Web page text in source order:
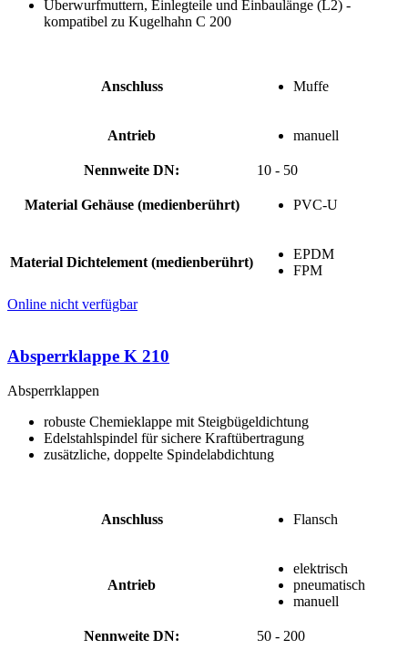
Überwurfmuttern, Einlegteile und Einbaulänge (L2) ­
kompatibel zu Kugelhahn C 200
Anschluss Muffe
Antrieb manuell
Nennweite DN: 10 - 50
Material Gehäuse (medienberührt) PVC-U
Material Dichtelement (medienberührt)
EPDM
FPM
Online nicht verfügbar
Absperrklappe K 210
Absperrklappen
robuste Chemieklappe mit Steigbügeldichtung
Edelstahlspindel für sichere Kraftübertragung
zusätzliche, doppelte Spindelabdichtung
Anschluss Flansch
Antrieb
elektrisch
pneumatisch
manuell
Nennweite DN: 50 - 200